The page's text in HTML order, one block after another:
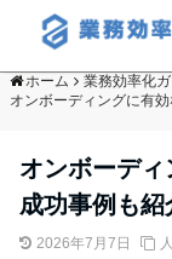
ホーム 業務効率化
オンボーディングに有
オンボーデ
成功事例も紹
2026年7月7日